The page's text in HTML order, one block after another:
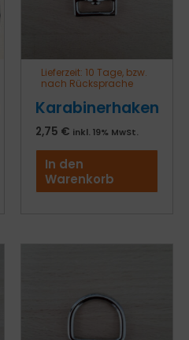
Lieferzeit: 10 Tage, bzw.
nach Rücksprache
Karabinerhaken
2,75 € inkl. 19% MwSt.
In den
Warenkorb